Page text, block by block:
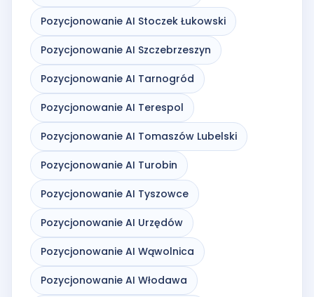
Pozycjonowanie AI Stoczek Łukowski
Pozycjonowanie AI Szczebrzeszyn
Pozycjonowanie AI Tarnogród
Pozycjonowanie AI Terespol
Pozycjonowanie AI Tomaszów Lubelski
Pozycjonowanie AI Turobin
Pozycjonowanie AI Tyszowce
Pozycjonowanie AI Urzędów
Pozycjonowanie AI Wąwolnica
Pozycjonowanie AI Włodawa